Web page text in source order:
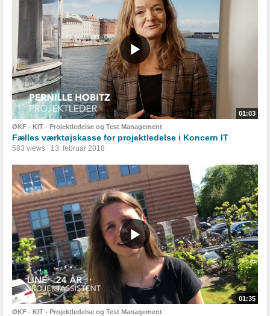
01:03
ØKF - KIT - Projektledelse og Test Management
Fælles værktøjskasse for projektledelse i Koncern IT
583 views 13. februar 2018
01:35
ØKF - KIT - Projektledelse og Test Management